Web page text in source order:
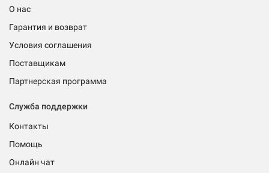
О нас
Гарантия и возврат
Условия соглашения
Поставщикам
Партнерская программа
Служба поддержки
Контакты
Помощь
Онлайн чат